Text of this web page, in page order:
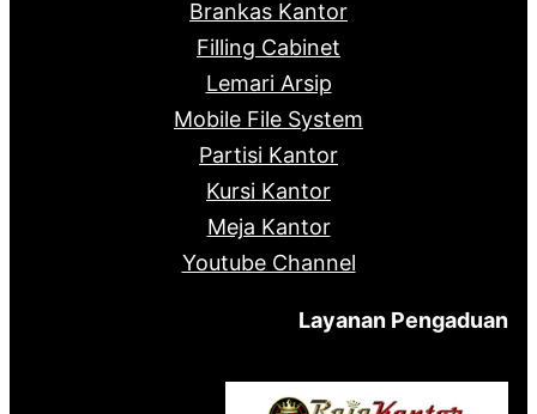
Brankas Kantor
Filling Cabinet
Lemari Arsip
Mobile File System
Partisi Kantor
Kursi Kantor
Meja Kantor
Youtube Channel
Layanan Pengaduan